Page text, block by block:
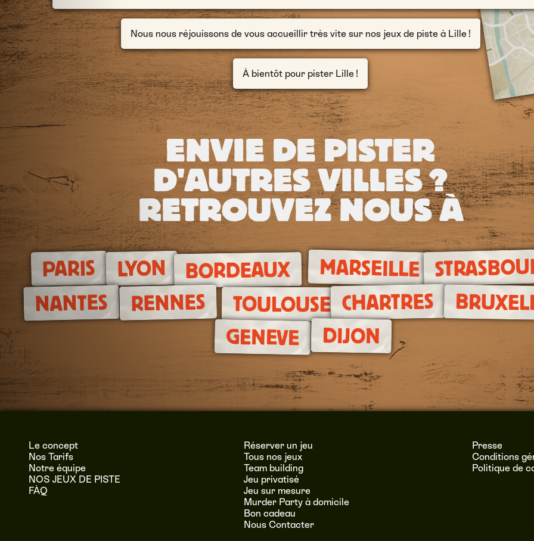
Nous nous réjouissons de vous accueillir très vite sur nos jeux de piste à Lille !
À bientôt pour pister Lille !
ENVIE DE PISTER
D'AUTRES VILLES ?
RETROUVEZ NOUS À
PARIS LYON BORDEAUX MARSEILLE
NANTES RENNES TOULOUSE CHARTRES
GENEVE DIJON
Le concept
Nos Tarifs
Notre équipe
NOS JEUX DE PISTE
FÀQ
Réserver un jeu
Tous nos jeux
Team building
Jeu privatisé
Jeu sur mesure
Murder Party à domicile
Bon cadeau
Nous Contacter
Presse
Conditions
Politique de